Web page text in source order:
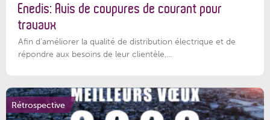
Enedis: Avis de coupures de courant pour
travaux
Afin d’améliorer la qualité de distribution électrique et de
répondre aux besoins de leur clientèle,...
Rétrospective